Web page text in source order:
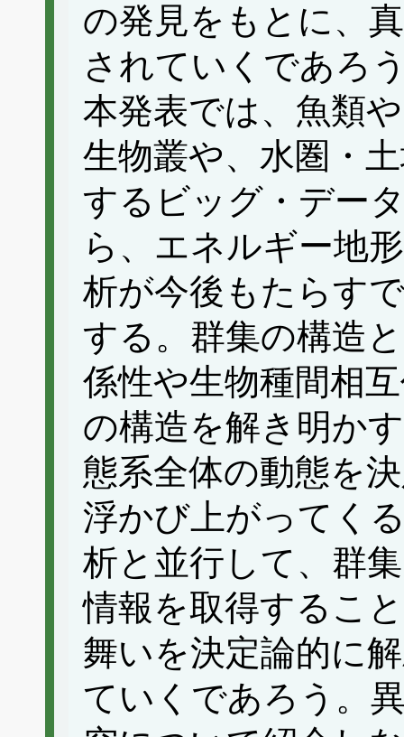
の発見をもとに、
されていくであろ
本発表では、魚類
生物叢や、水圏・
するビッグ・デー
ら、エネルギー地
析が今後もたらす
する。群集の構造
係性や生物種間相
の構造を解き明か
態系全体の動態を
浮かび上がってく
析と並行して、群
情報を取得するこ
舞いを決定論的に
ていくであろう。